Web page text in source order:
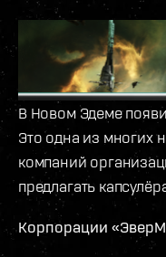
В Новом Эдеме
Это одна из многих
компаний
предлагать
Корпорации